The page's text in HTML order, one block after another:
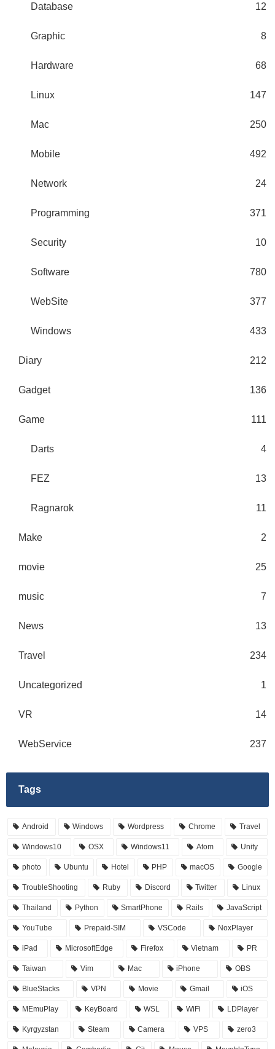
Database 12
Graphic 8
Hardware 68
Linux 147
Mac 250
Mobile 492
Network 24
Programming 371
Security 10
Software 780
WebSite 377
Windows 433
Diary 212
Gadget 136
Game 111
Darts 4
FEZ 13
Ragnarok 11
Make 2
movie 25
music 7
News 13
Travel 234
Uncategorized 1
VR 14
WebService 237
Tags
Android Windows Wordpress Chrome Travel
Windows10 OSX Windows11 Atom Unity
photo Ubuntu Hotel PHP macOS Google
TroubleShooting Ruby Discord Twitter Linux
Thailand Python SmartPhone Rails JavaScript
YouTube Prepaid-SIM VSCode NoxPlayer
iPad MicrosoftEdge Firefox Vietnam PR
Taiwan Vim Mac iPhone OBS
BlueStacks VPN Movie Gmail iOS
MEmuPlay KeyBoard WSL WiFi LDPlayer
Kyrgyzstan Steam Camera VPS zero3